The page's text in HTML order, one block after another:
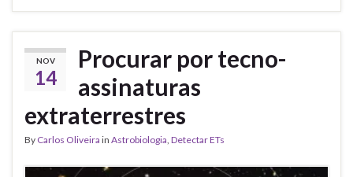
NOV
14
Procurar por tecno-
assinaturas
extraterrestres
By Carlos Oliveira in Astrobiologia Detectar ETs